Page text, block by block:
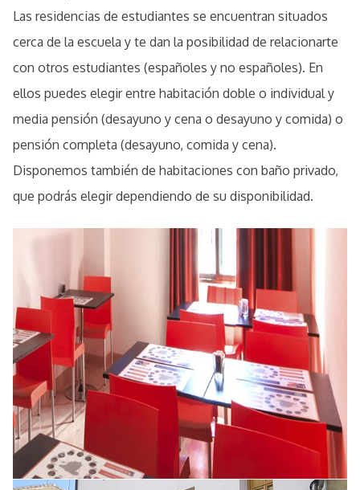
Las residencias de estudiantes se encuentran situados
cerca de la escuela y te dan la posibilidad de relacionarte
con otros estudiantes (españoles y no españoles). En
ellos puedes elegir entre habitación doble o individual y
media pensión (desayuno y cena o desayuno y comida) o
pensión completa (desayuno, comida y cena).
Disponemos también de habitaciones con baño privado,
que podrás elegir dependiendo de su disponibilidad.